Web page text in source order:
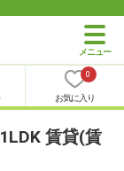
0
お気に入り
賃貸(賃